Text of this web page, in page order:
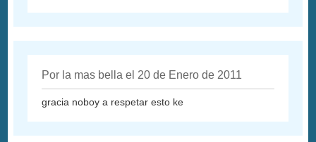
Por la mas bella el 20 de Enero de 2011
gracia noboy a respetar esto ke